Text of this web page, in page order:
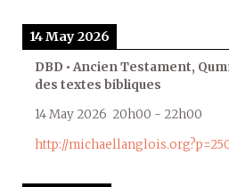
14 May 2026
DBD • Ancien Testament,
des textes bibliques
14 May 2026 20h00 - 22h00
http://